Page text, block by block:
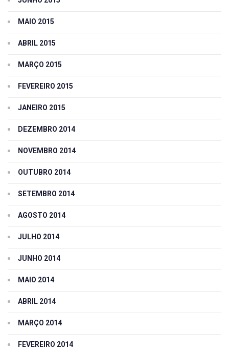
MAIO 2015
ABRIL 2015
MARÇO 2015
FEVEREIRO 2015
JANEIRO 2015
DEZEMBRO 2014
NOVEMBRO 2014
OUTUBRO 2014
SETEMBRO 2014
AGOSTO 2014
JULHO 2014
JUNHO 2014
MAIO 2014
ABRIL 2014
MARÇO 2014
FEVEREIRO 2014